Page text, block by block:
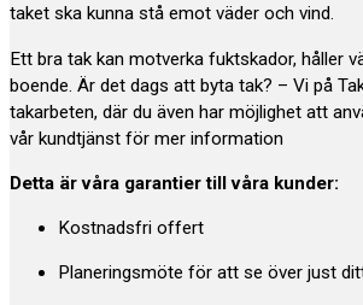
taket ska kunna stå emot väder och vind.
Ett bra tak kan motverka fuktskador, håller
boende. Är det dags att byta tak? – Vi på
takarbeten, där du även har möjlighet att
vår kundtjänst för mer information
Detta är våra garantier till våra kunder:
Kostnadsfri offert
Planeringsmöte för att se över just